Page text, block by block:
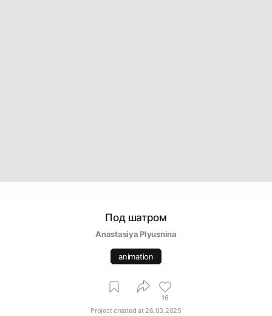
Под шатром
Anastasiya Plyusnina
animation
16
Project created at 26.03.2025